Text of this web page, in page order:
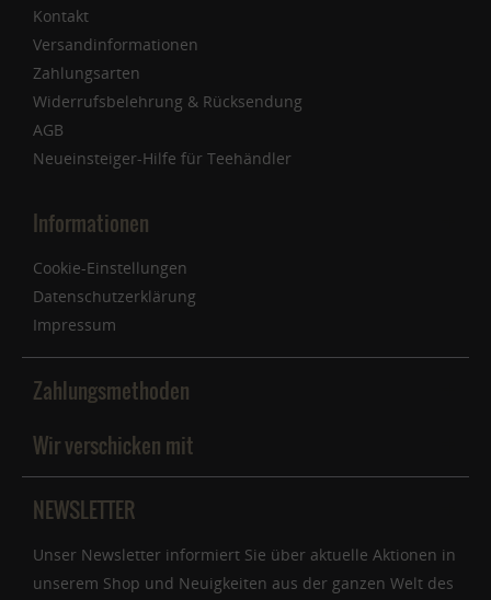
Kontakt
Versandinformationen
Zahlungsarten
Widerrufsbelehrung & Rücksendung
AGB
Neueinsteiger-Hilfe für Teehändler
Informationen
Cookie-Einstellungen
Datenschutzerklärung
Impressum
Zahlungsmethoden
Wir verschicken mit
NEWSLETTER
Unser Newsletter informiert Sie über aktuelle Aktionen in
unserem Shop und Neuigkeiten aus der ganzen Welt des